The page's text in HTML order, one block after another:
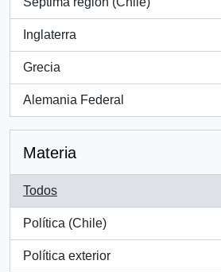
, 1 resultados
Inglaterra
, 1 resultados
Grecia
, 1 resultados
Alemania Federal
, 1 resultados
Materia
Todos
Política (Chile)
, 6 resultados
Política exterior
, 4 resultados